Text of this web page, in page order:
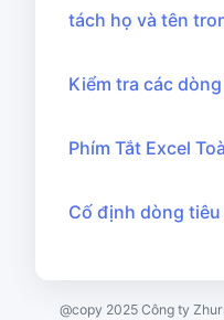
tách họ và tên
Kiểm tra các
Phím Tắt Excel
Cố định dòng
@copy 2025 Công ty